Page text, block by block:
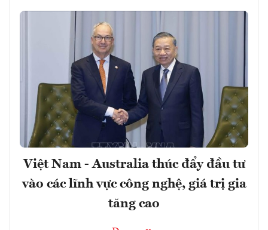
Việt Nam - Australia thúc đẩy đầu tư
vào các lĩnh vực công nghệ, giá trị gia
tăng cao